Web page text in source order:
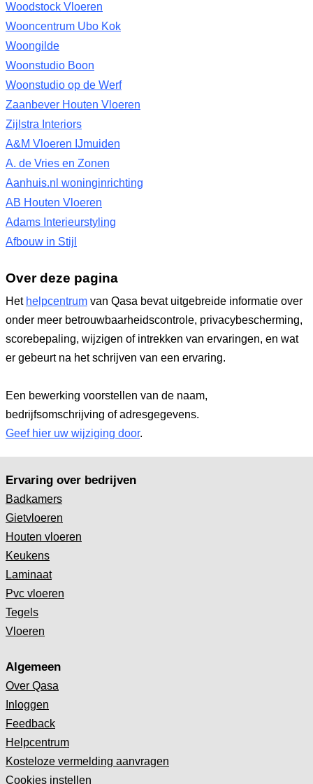
Woodstock Vloeren
Wooncentrum Ubo Kok
Woongilde
Woonstudio Boon
Woonstudio op de Werf
Zaanbever Houten Vloeren
Zijlstra Interiors
A&M Vloeren IJmuiden
A. de Vries en Zonen
Aanhuis.nl woninginrichting
AB Houten Vloeren
Adams Interieurstyling
Afbouw in Stijl
Over deze pagina
Het helpcentrum van Qasa bevat uitgebreide informatie over
onder meer betrouwbaarheidscontrole, privacybescherming,
scorebepaling, wijzigen of intrekken van ervaringen, en wat
er gebeurt na het schrijven van een ervaring.
Een bewerking voorstellen van de naam,
bedrijfsomschrijving of adresgegevens.
Geef hier uw wijziging door.
Ervaring over bedrijven
Badkamers
Gietvloeren
Houten vloeren
Keukens
Laminaat
Pvc vloeren
Tegels
Vloeren
Algemeen
Over Qasa
Inloggen
Feedback
Helpcentrum
Kosteloze vermelding aanvragen
Cookies instellen